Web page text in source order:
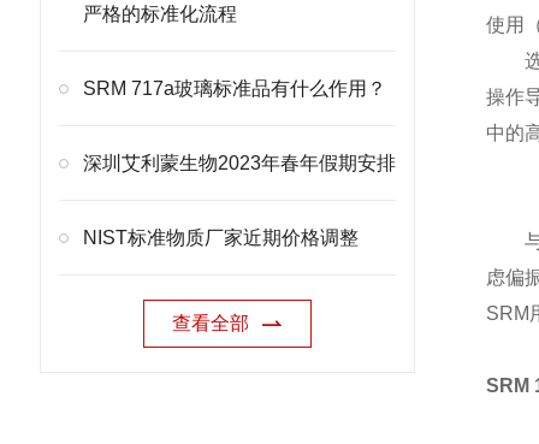
严格的标准化流程
SRM 717a玻璃标准品有什么作用？
深圳艾利蒙生物2023年春年假期安排
NIST标准物质厂家近期价格调整
查看全部
使用
操作
中的
虑偏
SRM
SRM